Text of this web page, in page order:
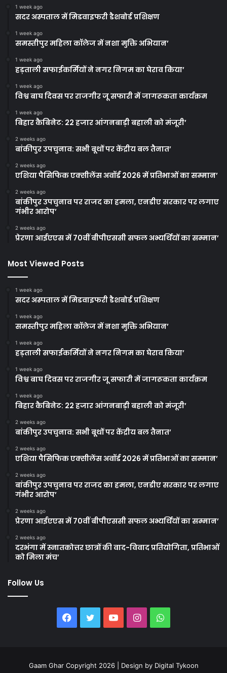
1 week ago
सदर अस्पताल में मिडवाइफरी डैशबोर्ड प्रशिक्षण
1 week ago
समस्तीपुर महिला कॉलेज में नशा मुक्ति अभियान’
1 week ago
हड़ताली सफाईकर्मियों ने नगर निगम का घेराव किया’
1 week ago
विश्व बाघ दिवस पर राजगीर जू सफारी में जागरूकता कार्यक्रम
1 week ago
बिहार कैबिनेट: 22 हजार आंगनबाड़ी बहाली को मंजूरी’
2 weeks ago
बांकीपुर उपचुनाव: सभी बूथों पर केंद्रीय बल तैनात’
2 weeks ago
एशिया पैसिफिक एक्सीलेंस अवॉर्ड 2026 में प्रतिभाओं का सम्मान’
2 weeks ago
बांकीपुर उपचुनाव पर राजद का हमला, एनडीए सरकार पर लगाए
गंभीर आरोप’
2 weeks ago
प्रेरणा आईएएस में 70वीं बीपीएससी सफल अभ्यर्थियों का सम्मान’
Most Viewed Posts
1 week ago
सदर अस्पताल में मिडवाइफरी डैशबोर्ड प्रशिक्षण
1 week ago
समस्तीपुर महिला कॉलेज में नशा मुक्ति अभियान’
1 week ago
हड़ताली सफाईकर्मियों ने नगर निगम का घेराव किया’
1 week ago
विश्व बाघ दिवस पर राजगीर जू सफारी में जागरूकता कार्यक्रम
1 week ago
बिहार कैबिनेट: 22 हजार आंगनबाड़ी बहाली को मंजूरी’
2 weeks ago
बांकीपुर उपचुनाव: सभी बूथों पर केंद्रीय बल तैनात’
2 weeks ago
एशिया पैसिफिक एक्सीलेंस अवॉर्ड 2026 में प्रतिभाओं का सम्मान’
2 weeks ago
बांकीपुर उपचुनाव पर राजद का हमला, एनडीए सरकार पर लगाए
गंभीर आरोप’
2 weeks ago
प्रेरणा आईएएस में 70वीं बीपीएससी सफल अभ्यर्थियों का सम्मान’
2 weeks ago
दरभंगा में स्नातकोत्तर छात्रों की वाद-विवाद प्रतियोगिता, प्रतिभाओं
को मिला मंच’
Follow Us
Facebook
TwitterYouTubeInstagramWhatsApp
Gaam Ghar Copyright 2026 | Design by Digital Tykoon